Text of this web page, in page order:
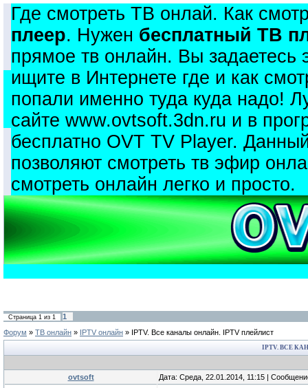
Где смотреть ТВ онлай. Как
плеер. Нужен бесплатный ТВ
прямое тв онлайн. Вы задаетесь
ищите в Интернете где и как
попали именно туда куда надо!
сайте www.ovtsoft.3dn.ru и в
бесплатно OVT TV Player.
позволяют смотреть тв эфир
смотреть онлайн легко и просто.
Страница 1 из 1
1
Форум » ТВ онлайн » IPTV онлайн » IPTV. Все каналы онлайн. IPTV плейлист
IPTV. ВСЕ
ovtsoft Дата: Среда, 22.01.2014, 11:15 |